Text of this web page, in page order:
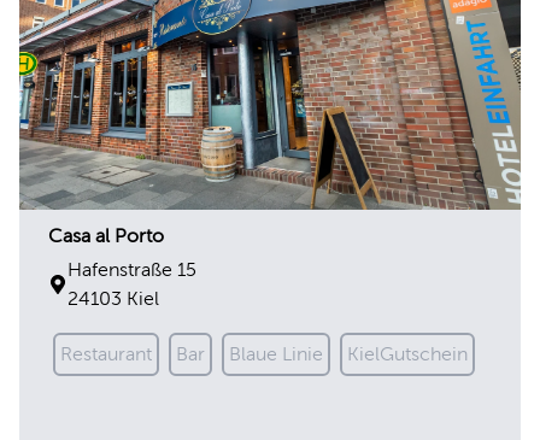
Casa al Porto
Hafenstraße 15
24103 Kiel
Restaurant Bar Blaue Linie KielGutschein